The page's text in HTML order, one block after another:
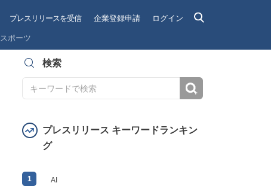
プレスリリースを受信 企業登録申請 ログイン
スポーツ
検索
プレスリリース キーワードランキン
グ
1 AI